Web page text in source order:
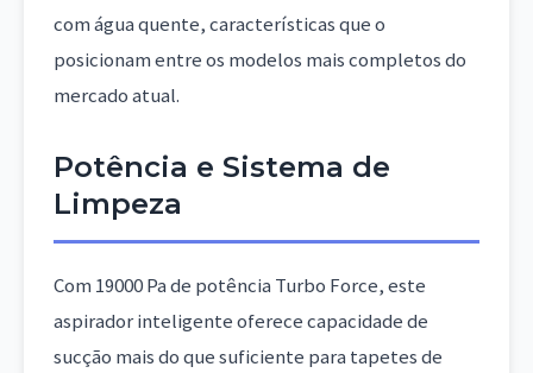
com água quente, características que o
posicionam entre os modelos mais completos do
mercado atual.
Potência e Sistema de
Limpeza
Com 19000 Pa de potência Turbo Force, este
aspirador inteligente oferece capacidade de
sucção mais do que suficiente para tapetes de